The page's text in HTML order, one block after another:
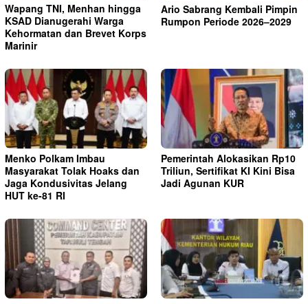
Wapang TNI, Menhan hingga
KSAD Dianugerahi Warga
Kehormatan dan Brevet Korps
Marinir
Ario Sabrang Kembali Pimpin
Rumpon Periode 2026–2029
Menko Polkam Imbau
Masyarakat Tolak Hoaks dan
Jaga Kondusivitas Jelang
HUT ke-81 RI
Pemerintah Alokasikan Rp10
Triliun, Sertifikat KI Kini Bisa
Jadi Agunan KUR